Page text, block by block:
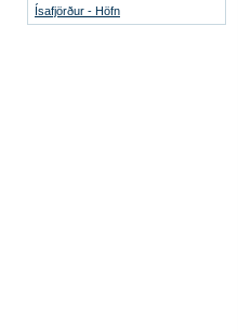
Ísafjörður - Höfn